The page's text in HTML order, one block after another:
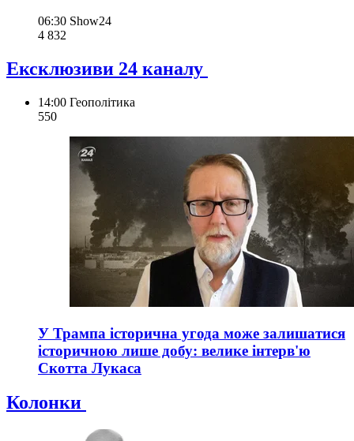
06:30 Show24
4 832
Ексклюзиви 24 каналу
14:00 Геополітика
550
У Трампа історична угода може залишатися
історичною лише добу: велике інтерв'ю
Скотта Лукаса
Колонки